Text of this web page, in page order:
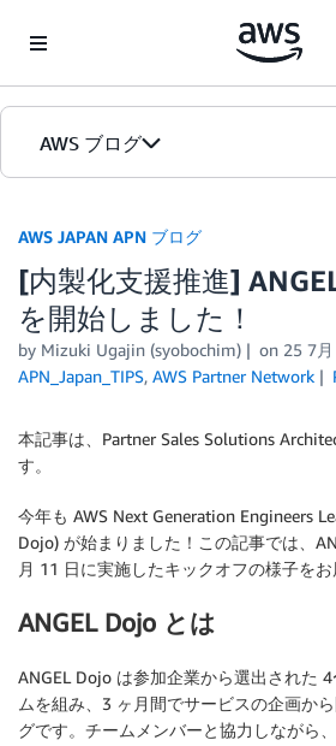
AWS ブログ
カテゴリ
エディション
AWS JAPAN APN ブログ
[内製化支援推進]
を開始しました！
by Mizuki Ugajin (syobochim) on 25 7
APN_Japan_TIPS, AWS Partner Network
本記事は、Partner Sales Solutions
す。
今年も AWS Next Generation Engineers
Dojo) が始まりました！この記事では、
月 11 日に実施したキックオフの様子をお
ANGEL Dojo とは
ANGEL Dojo は参加企業から選出された
ムを組み、3 ヶ月間でサービスの企画か
グです。チームメンバーと協力しながら